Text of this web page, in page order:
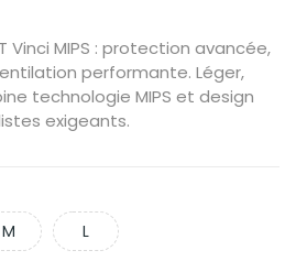
Vinci MIPS : protection avancée,
performante. Léger,
technologie MIPS et design
exigeants.
M L